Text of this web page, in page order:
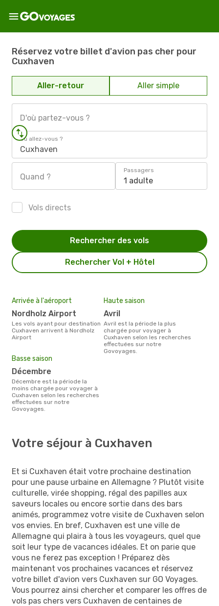
Réservez votre billet d'avion pas cher pour
Cuxhaven
Aller-retour Aller simple
D'où partez-vous ?
Où allez-vous ?
Cuxhaven
Quand ?
Passagers
1 adulte
Vols directs
Rechercher Vol + Hôtel
Rechercher des vols
Arrivée à l'aéroport
Nordholz Airport
Les vols ayant pour destination
Cuxhaven arrivent à Nordholz
Airport
Haute saison
avril
avril est la période la plus
chargée pour voyager à
Cuxhaven selon les recherches
effectuées sur notre
Govoyages.
Basse saison
décembre
décembre est la période la
moins chargée pour voyager à
Cuxhaven selon les recherches
effectuées sur notre
Govoyages.
Votre séjour à Cuxhaven
Et si Cuxhaven était votre prochaine destination
pour une pause urbaine en Allemagne ? Plutôt visite
culturelle, virée shopping, régal des papilles aux
saveurs locales ou encore sortie dans des bars
animés, programmez votre visite de Cuxhaven selon
vos envies. En bref, Cuxhaven est une ville de
Allemagne qui plaira à tous les voyageurs, quel que
soit leur type de vacances idéales. Et on parie que
vous ne ferez pas exception ! Préparez dès
maintenant vos prochaines vacances et réservez
votre billet d'avion vers Cuxhaven sur GO Voyages.
Vous pourrez ainsi chercher et comparer les offres de
vols pas chers vers Cuxhaven de centaines de